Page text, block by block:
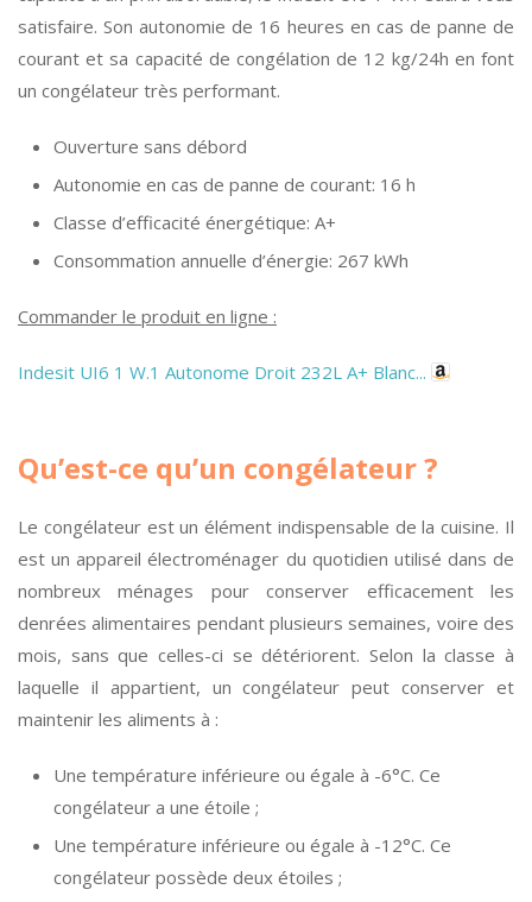
satisfaire. Son autonomie de 16 heures en cas de panne de
courant et sa capacité de congélation de 12 kg/24h en font
un congélateur très performant.
Ouverture sans débord
Autonomie en cas de panne de courant: 16 h
Classe d’efficacité énergétique: A+
Consommation annuelle d’énergie: 267 kWh
Commander le produit en ligne :
Indesit UI6 1 W.1 Autonome Droit 232L A+ Blanc...
Qu’est-ce qu’un congélateur ?
Le congélateur est un élément indispensable de la cuisine. Il
est un appareil électroménager du quotidien utilisé dans de
nombreux ménages pour conserver efficacement les
denrées alimentaires pendant plusieurs semaines, voire des
mois, sans que celles-ci se détériorent. Selon la classe à
laquelle il appartient, un congélateur peut conserver et
maintenir les aliments à :
Une température inférieure ou égale à -6°C. Ce
congélateur a une étoile ;
Une température inférieure ou égale à -12°C. Ce
congélateur possède deux étoiles ;